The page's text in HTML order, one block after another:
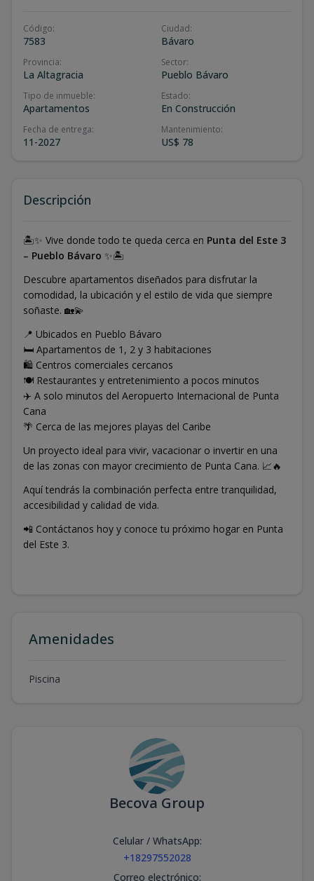
Código:
7583
Ciudad:
Bávaro
Provincia:
La Altagracia
Sector:
Pueblo Bávaro
Tipo de inmueble:
Apartamentos
Estado:
En Construcción
Fecha de entrega:
11-2027
Mantenimiento:
US$ 78
Descripción
🏝️✨ Vive donde todo te queda cerca en Punta del Este 3
– Pueblo Bávaro ✨🏝️
Descubre apartamentos diseñados para disfrutar la
comodidad, la ubicación y el estilo de vida que siempre
soñaste. 🏡💫
📍 Ubicados en Pueblo Bávaro
🛏️ Apartamentos de 1, 2 y 3 habitaciones
🛍️ Centros comerciales cercanos
🍽️ Restaurantes y entretenimiento a pocos minutos
✈️ A solo minutos del Aeropuerto Internacional de Punta
Cana
🌴 Cerca de las mejores playas del Caribe
Un proyecto ideal para vivir, vacacionar o invertir en una
de las zonas con mayor crecimiento de Punta Cana. 📈🔥
Aquí tendrás la combinación perfecta entre tranquilidad,
accesibilidad y calidad de vida.
📲 Contáctanos hoy y conoce tu próximo hogar en Punta
del Este 3.
Amenidades
Piscina
Becova Group
Celular / WhatsApp:
+18297552028
Correo electrónico: